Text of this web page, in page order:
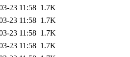
23 11:58 1.7K
23 11:58 1.7K
23 11:58 1.7K
23 11:58 1.7K